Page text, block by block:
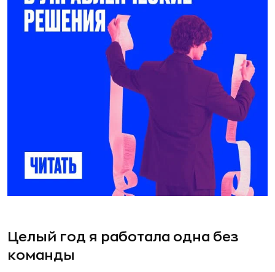
Целый год я работала одна без
команды